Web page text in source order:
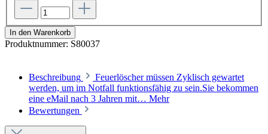
In den Warenkorb
Produktnummer: S80037
Beschreibung
Feuerlöscher müssen Zyklisch gewartet
werden, um im Notfall funktionsfähig zu sein.Sie bekommen
eine eMail nach 3 Jahren mit… Mehr
Bewertungen